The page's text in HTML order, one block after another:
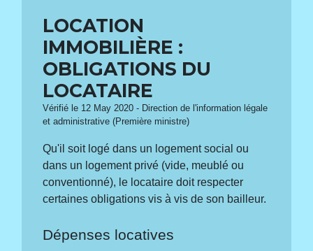
LOCATION
IMMOBILIÈRE :
OBLIGATIONS DU
LOCATAIRE
Vérifié le 12 May 2020 - Direction de l'information légale
et administrative (Première ministre)
Qu'il soit logé dans un logement social ou
dans un logement privé (vide, meublé ou
conventionné), le locataire doit respecter
certaines obligations vis à vis de son bailleur.
Dépenses locatives